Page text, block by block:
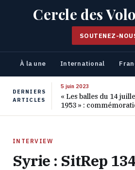
Cercle des
SOUTENEZ-
À la une International
DERNIERS
ARTICLES
5 juin 2023
« Les balles du 14
1953 » :
pour les 70 ans de ce
INTERVIEW
Syrie : SitRep